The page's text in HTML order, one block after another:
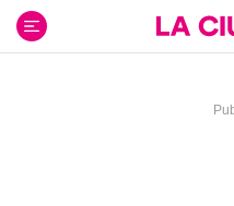
contenido